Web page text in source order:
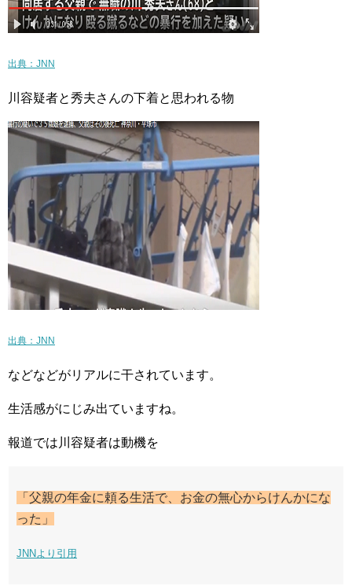
出典：JNN
川容疑者と秀夫さんの下着と思われる物
出典：JNN
などなどがリアルに干されています。
生活感がにじみ出ていますね。
報道では川容疑者は動機を
「父親の年金に頼る生活で、お金の無心からけんかにな
った」
JNNより引用